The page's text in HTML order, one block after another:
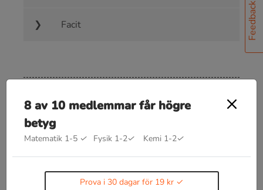
Feedback
Facit
Bra att kunna inom energiprincipen
Arbete
W=F⋅s
8 av 10 medlemmar får högre
betyg
Matematik 1-5 ✓ Fysik 1-2✓ Kemi 1-2✓
Prova i 30 dagar för 19 kr